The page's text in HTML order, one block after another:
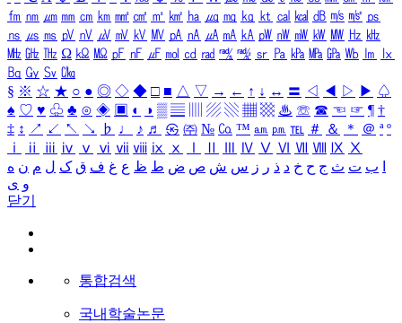
㎙ ㎚ ㎛ ㎜ ㎝ ㎞ ㎟ ㎠ ㎡ ㎢ ㏊ ㎍ ㎎ ㎏ ㏏ ㎈ ㎉ ㏈ ㎧ ㎨ ㎰
㎱ ㎲ ㎳ ㎴ ㎵ ㎶ ㎷ ㎸ ㎹ ㎀ ㎁ ㎂ ㎃ ㎄ ㎺ ㎻ ㎽ ㎾ ㎿ ㎐ ㎑
㎒ ㎓ ㎔ Ω ㏀ ㏁ ㎊ ㎋ ㎌ ㏖ ㏅ ㎭ ㎮ ㎯ ㏛ ㎩ ㎪ ㎫ ㎬ ㏝ ㏐
㏓
㏃ ㏉ ㏜ ㏆
§ ※ ☆ ★ ○ ● ◎ ◇ ◆ □ ■ △ ▽ → ← ↑ ↓ ↔ 〓 ◁ ◀ ▷ ▶ ♤
♠ ♡ ♥ ♧ ♣ ⊙ ◈ ▣ ◐ ◑ ▒ ▤ ▨ ▧ ▦ ▩ ♨ ☏ ☎ ☜ ☞ ¶ †
‡ ↕ ↗ ↙ ↖ ↘ ♭ ♩ ♪ ♬ ㉿ ㈜ № ㏇ ™ ㏂ ㏘ ℡ ＃ ＆ ＊ ＠ ª º
ⅰ
ⅱ ⅲ ⅳ ⅴ ⅵ ⅶ ⅷ ⅸ ⅹ Ⅳ Ⅴ Ⅵ Ⅶ Ⅷ Ⅸ Ⅹ
ب ت ث ج ح خ د ذ ر ز س ش ص ض ط ظ ع غ ف ق ک ل م ن ه
و ی
닫기
통합검색
국내학술논문